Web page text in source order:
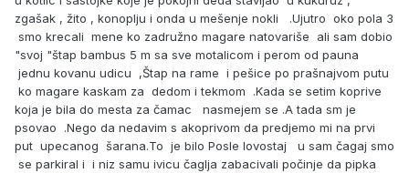
zgašak , žito , konoplju i onda u mešenje nokli .Ujutro oko pola 3
smo krecali mene ko zadružno magare natovariše ali sam dobio
"svoj "štap bambus 5 m sa sve motalicom i perom od pauna
jednu kovanu udicu ,Štap na rame i pešice po prašnajvom putu
ko magare kaskam za dedom i tekmom .Kada se setim koprive
koja je bila do mesta za čamac nasmejem se .A tada sm je
psovao .Nego da nedavim s akoprivom da predjemo mi na prvi
put upecanog šarana.To je bilo Posle lovostaj u sam čagaj smo
se parkiral i i niz samu ivicu čaglja zabacivali počinje da pipka